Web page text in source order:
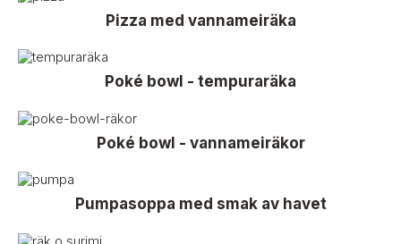
Pizza med vannameiräka
Poké bowl - tempuraräka
Poké bowl - vannameiräkor
Pumpasoppa med smak av havet